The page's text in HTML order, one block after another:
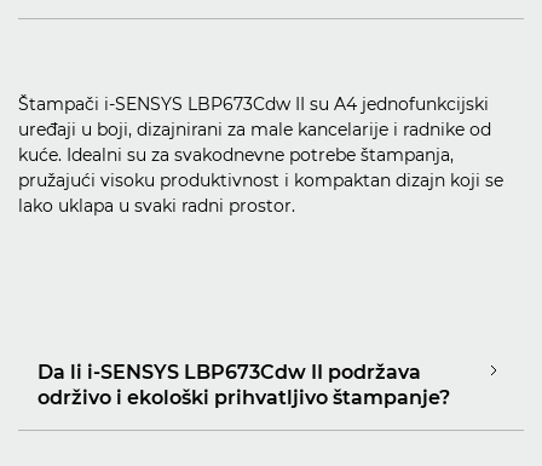
Štampači i-SENSYS LBP673Cdw II su A4 jednofunkcijski
uređaji u boji, dizajnirani za male kancelarije i radnike od
kuće. Idealni su za svakodnevne potrebe štampanja,
pružajući visoku produktivnost i kompaktan dizajn koji se
lako uklapa u svaki radni prostor.
Da li i-SENSYS LBP673Cdw II podržava
održivo i ekološki prihvatljivo štampanje?